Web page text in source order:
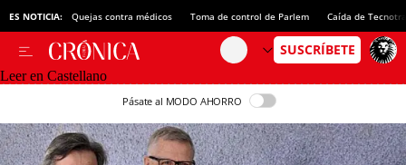
ES NOTICIA: Quejas contra médicos Toma de control de Parlem Caída de
Leer en Castellano
Pásate al MODO AHORRO